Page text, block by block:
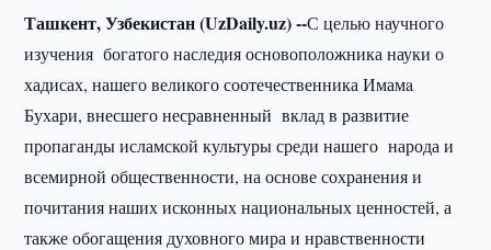
Ташкент, Узбекистан (UzDaily.uz) --С целью научного
изучения богатого наследия основоположника науки о
хадисах, нашего великого соотечественника Имамa
Бухари, внесшего несравненный вклад в развитие
пропаганды исламской культуры среди нашего народа и
всемирной общественности, на основе сохранения и
почитания наших исконных национальных ценностей, а
также обогащения духовного мира и нравственности